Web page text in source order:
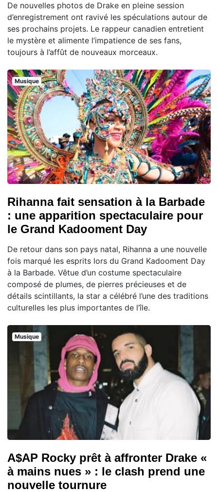
De nouvelles photos de Drake en pleine session
d’enregistrement ont ravivé les spéculations autour de
ses prochains projets. Le rappeur canadien entretient
le mystère et alimente l’impatience de ses fans,
toujours à l’affût de nouveaux morceaux.
Musique
Rihanna fait sensation à la Barbade
: une apparition spectaculaire pour
le Grand Kadooment Day
De retour dans son pays natal, Rihanna a une nouvelle
fois marqué les esprits lors du Grand Kadooment Day
à la Barbade. Vêtue d’un costume spectaculaire
composé de plumes, de pierres précieuses et de
détails scintillants, la star a célébré l’une des traditions
culturelles les plus importantes de l’île.
Musique
A$AP Rocky prêt à affronter Drake «
à mains nues » : le clash prend une
nouvelle tournure